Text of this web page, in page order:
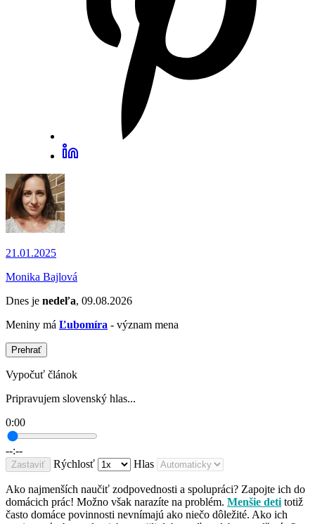
21.01.2025
Monika Bajlová
Dnes je nedeľa, 09.08.2026
Meniny má Ľubomíra - význam mena
Prehrať
Vypočuť článok
Pripravujem slovenský hlas...
0:00
--:--
Zastaviť Rýchlosť Hlas
Ako najmenších naučiť zodpovednosti a spolupráci? Zapojte ich do
domácich prác! Možno však narazíte na problém. Menšie detitotiž
často domáce povinnosti nevnímajú ako niečo dôležité. Ako ich